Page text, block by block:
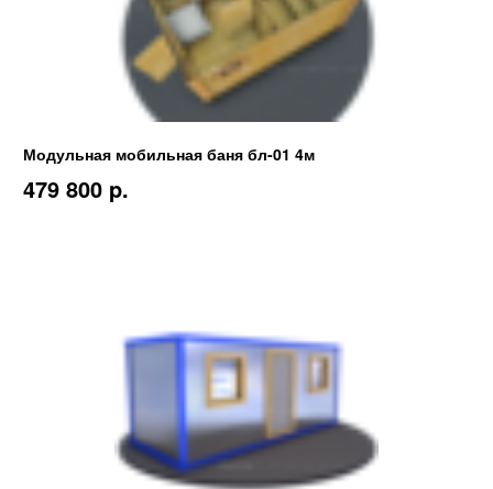
Модульная мобильная баня бл-01 4м
479 800 p.